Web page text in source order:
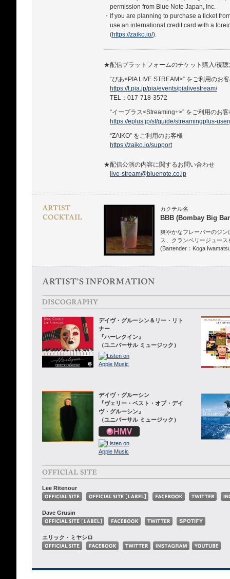
permission from Blue Note Japan, Inc.
・If you are planning to purchase a ticket
use an international credit card with a
(https://zaiko.io/).
★配信プラットフォームのチケット購入/視
“ぴあ<PIA LIVE STREAM>” をご利用のお
https://t.pia.jp/pia/events/pialivestream/
TEL：017-718-3572
“イープラス<Streaming+>” をご利用のお
https://eplus.jp/sf/guide/streamingplus-
“ZAIKO” をご利用のお客様
https://zaiko.io/support
★配信公演の内容に関するお問い合わせ
live-stream@bluenote.co.jp
カクテル名
BBB (Bombay Big
爽やかなフレーバーのジ
ス、クランベリージュー
(Bartender：Koga
デイヴ・グルーシン＆リー・リト
ナー
『ハーレクイン』
（ユニバーサル ミュージック）
デイヴ・グルーシン
『ヴェリー・ベスト・オブ・デイ
ヴ・グルーシン』
（ユニバーサル ミュージック）
Lee Ritenour
Dave Grusin
エリック・ミヤシロ